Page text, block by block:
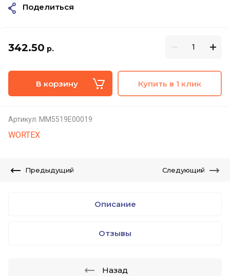
342.50 р.
В корзину Купить в 1 клик
Артикул: MM5519E00019
WORTEX
Поделиться
Предыдущий Следующий
Описание
Отзывы
Назад